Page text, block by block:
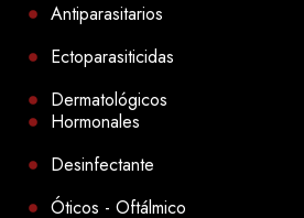
Antiparasitarios
Ectoparasiticidas
Dermatológicos
Hormonales
Desinfectante
Óticos - Oftálmico